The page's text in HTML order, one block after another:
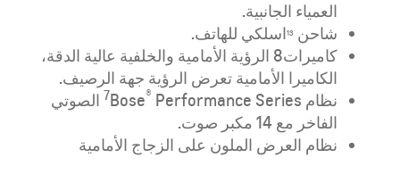
العمياء الجانبية.
شاحن 13اسلكي للهاتف.
كاميرات8 الرؤية الأمامية والخلفية عالية الدقة،
الكاميرا الأمامية تعرض الرؤية جهة الرصيف.
نظام
7Bose®
Performance Series الصوتي
الفاخر مع 14 مكبر صوت.
نظام العرض الملون على الزجاج الأمامية